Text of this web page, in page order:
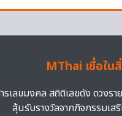
MThai เชื่อใน
รเลขมงคล สถิติเลขดัง ดวงร
ลุ้นรับรางวัลจากกิจกรรมเส